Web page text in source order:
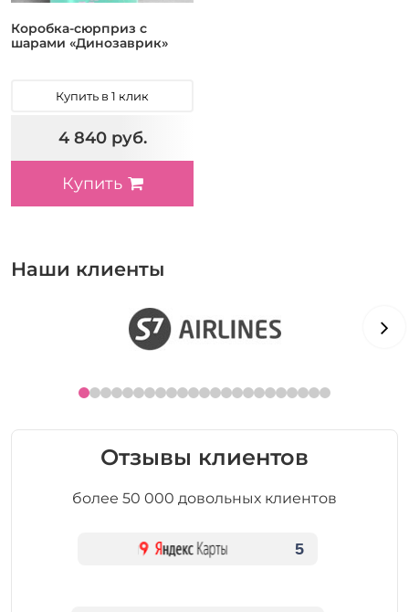
Коробка-сюрприз с
шарами «Динозаврик»
Купить в 1 клик
4 840 руб.
Купить
Наши клиенты
Отзывы клиентов
более 50 000 довольных клиентов
5